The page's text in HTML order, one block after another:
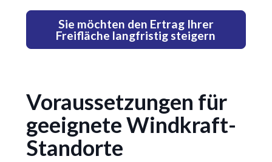
Sie möchten den Ertrag Ihrer
Freifläche langfristig steigern
Voraussetzungen für
geeignete Windkraft-
Standorte